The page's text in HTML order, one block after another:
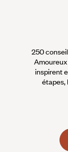
250
Amoureux
inspirent
étapes,